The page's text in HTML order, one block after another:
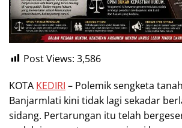
Post Views: 3,586
KOTA KEDIRI – Polemik sengketa
Banjarmlati kini tidak lagi sekadar
sidang. Pertarungan itu telah